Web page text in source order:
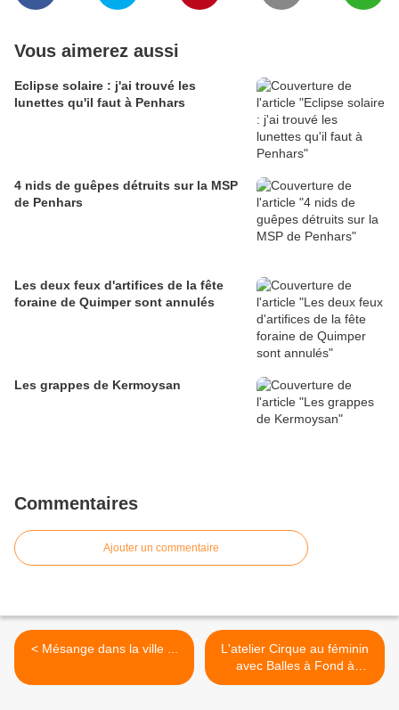
Vous aimerez aussi
Eclipse solaire : j'ai trouvé les
lunettes qu'il faut à Penhars
4 nids de guêpes détruits sur la MSP
de Penhars
Les deux feux d'artifices de la fête
foraine de Quimper sont annulés
Les grappes de Kermoysan
Commentaires
Ajouter un commentaire
< Mésange dans la ville ...
L'atelier Cirque au féminin
avec Balles à Fond à
Kermoysan >